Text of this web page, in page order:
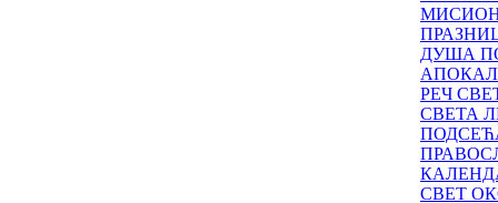
ДУША
РЕЧ
СВЕТА
СВЕТ